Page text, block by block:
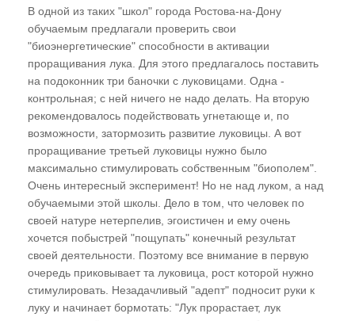
"Вселенная" -"Мироздание"
Где хранится информация Мироздания?
Понятие "Информационные Поля"
Мы не одиноки во Вселенной
Кто создал алгоритмы процессов эволюции?
"Алгоритм глупости"?
Эффект "прошитых дат"
Кто придумал ДНК?
Мобильные диспергированные гены
Гелиоцентрическая система координат
Тунгусский феномен -
энергоинформационный вирус внедрения в
В одной из таких "школ" города Ростова-на-Дону
обучаемым предлагали проверить свои
"биоэнергетические" способности в активации
проращивания лука. Для этого предлагалось поставить
на подоконник три баночки с луковицами. Одна -
контрольная; с ней ничего не надо делать. На вторую
рекомендовалось подействовать угнетающе и, по
возможности, затормозить развитие луковицы. А вот
проращивание третьей луковицы нужно было
максимально стимулировать собственным "биополем".
Очень интересный эксперимент! Но не над луком, а над
обучаемыми этой школы. Дело в том, что человек по
своей натуре нетерпелив, эгоистичен и ему очень
хочется побыстрей "пощупать" конечный результат
своей деятельности. Поэтому все внимание в первую
очередь приковывает та луковица, рост которой нужно
стимулировать. Незадачливый "адепт" подносит руки к
луку и начинает бормотать: "Лук прорастает, лук